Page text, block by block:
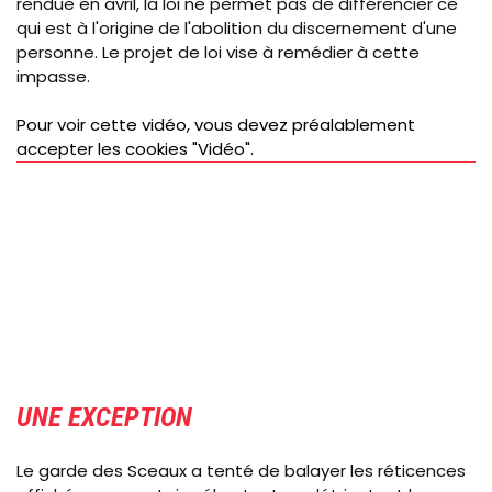
qui est à l'origine de l'abolition du discernement d'une
personne. Le projet de loi vise à remédier à cette
impasse.
Pour voir cette vidéo, vous devez préalablement
accepter les cookies "Vidéo".
UNE EXCEPTION
Le garde des Sceaux a tenté de balayer les réticences